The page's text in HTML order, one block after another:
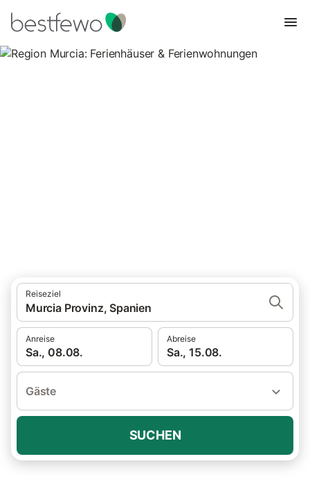
Reiseziel
Murcia Provinz, Spanien
Anreise
Sa., 08.08.
Abreise
Sa., 15.08.
Gäste
SUCHEN